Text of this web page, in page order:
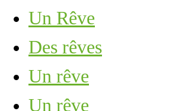
Un Rêve
Des rêves
Un rêve
Un rêve